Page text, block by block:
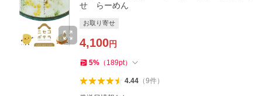
せ らーめん
お取り寄せ
4,100円
5% （ 189pt）
4.44（9件）